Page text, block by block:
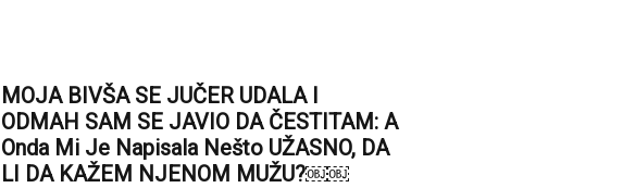
MOJA BIVŠA SE JUČER UDALA I
ODMAH SAM SE JAVIO DA ČESTITAM: A
Onda Mi Je Napisala Nešto UŽASNO, DA
LI DA KAŽEM NJENOM MUŽU?￼￼